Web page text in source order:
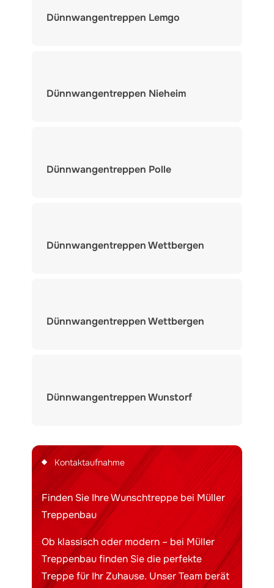
Dünnwangentreppen Lemgo
Dünnwangentreppen Nieheim
Dünnwangentreppen Polle
Dünnwangentreppen Wettbergen
Dünnwangentreppen Wettbergen
Dünnwangentreppen Wunstorf
Kontaktaufnahme
Finden Sie Ihre Wunschtreppe bei Müller
Treppenbau
Ob klassisch oder modern – bei Müller
Treppenbau finden Sie die perfekte
Treppe für Ihr Zuhause. Unser Team berät